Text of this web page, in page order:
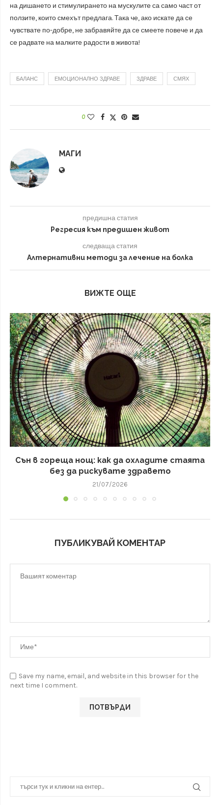
на дишането и стимулирането на мускулите са само част от
ползите, които смехът предлага. Така че, ако искате да се
чувствате по-добре, не забравяйте да се смеете повече и да
се радвате на малките радости в живота!
БАЛАНС ЕМОЦИОНАЛНО ЗДРАВЕ ЗДРАВЕ СМЯХ
0
МАГИ
предишна статия
Регресия към предишен живот
следваща статия
Алтернативни методи за лечение на болка
ВИЖТЕ ОЩЕ
Сън в гореща нощ: как да охладите стаята
без да рискувате здравето
21/07/2026
ПУБЛИКУВАЙ КОМЕНТАР
Save my name, email, and website in this browser for the
next time I comment.